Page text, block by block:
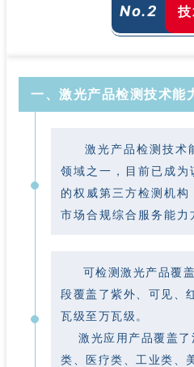
No.2
一、激光产品检测 技术能
激光产品检测技术
领域之一，目前已成
的权威第三方检测机
市场合规综合服务能力
可检测激光产品覆盖
段覆盖了紫外、可见、
瓦级至万瓦级。
激光应用产品覆盖了
类、医疗类、工业类、